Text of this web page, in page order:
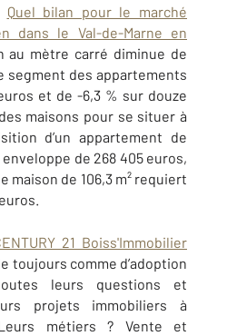
Quel bilan pour le marché
dans le Val-de-Marne en
au mètre carré diminue de
segment des appartements
et de -6,3 % sur douze
maisons pour se situer à
d’un appartement de
de 268 405 euros,
maison de 106,3 m² requiert
21 Boiss'Immobilier
toujours comme d’adoption
leurs questions et
projets immobiliers à
Leurs métiers ? Vente et